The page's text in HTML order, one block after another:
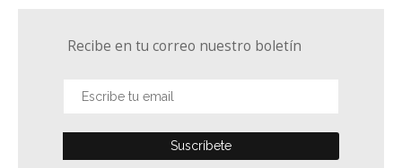
Recibe en tu correo nuestro boletín